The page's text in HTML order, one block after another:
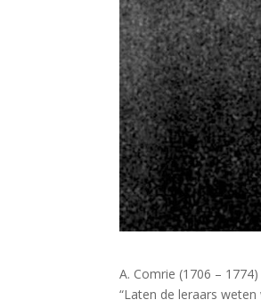
A. Comrie (1706 –
“Laten de leraars